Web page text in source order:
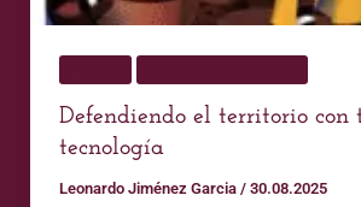
Defendiendo el territorio
tecnología
Leonardo Jiménez Garcia / 30.08.2025